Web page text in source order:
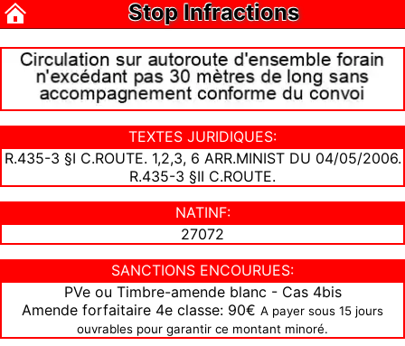
Stop Infractions
TEXTES JURIDIQUES:
R.435-3 §I C.ROUTE. 1,2,3, 6 ARR.MINIST DU 04/05/2006.
R.435-3 §II C.ROUTE.
NATINF:
27072
SANCTIONS ENCOURUES:
PVe ou Timbre-amende blanc - Cas 4bis
Amende forfaitaire 4e classe: 90€ A payer sous 15 jours
ouvrables pour garantir ce montant minoré.